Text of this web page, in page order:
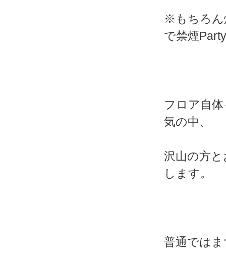
※もちろん
で禁煙
フロア自
気の中、
沢山の方
します。
普通では